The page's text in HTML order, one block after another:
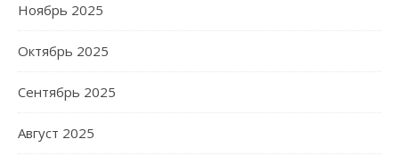
Ноябрь 2025
Октябрь 2025
Сентябрь 2025
Август 2025